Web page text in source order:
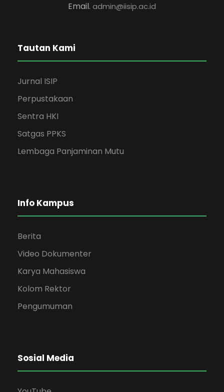
Email. admin@iisip.ac.id
Tautan Kami
Jurnal ISIP
Perpustakaan
Sentra HKI
Satgas PPKS
Lembaga Panjaminan Mutu
Info Kampus
Berita
Video Dokumenter
Karya Mahasiswa
Kolom Rektor
Pengumuman
Sosial Media